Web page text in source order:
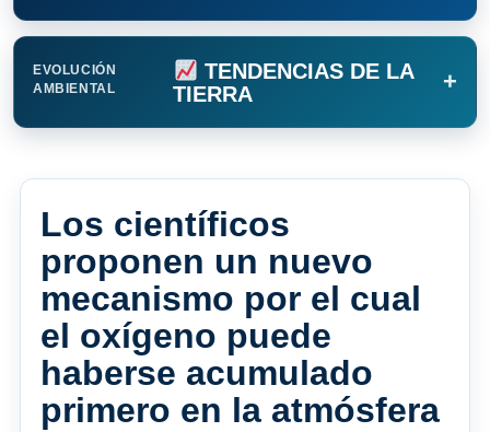
EVOLUCIÓN
AMBIENTAL
TENDENCIAS DE LA
TIERRA
+
Los científicos
proponen un nuevo
mecanismo por el cual
el oxígeno puede
haberse acumulado
primero en la atmósfera